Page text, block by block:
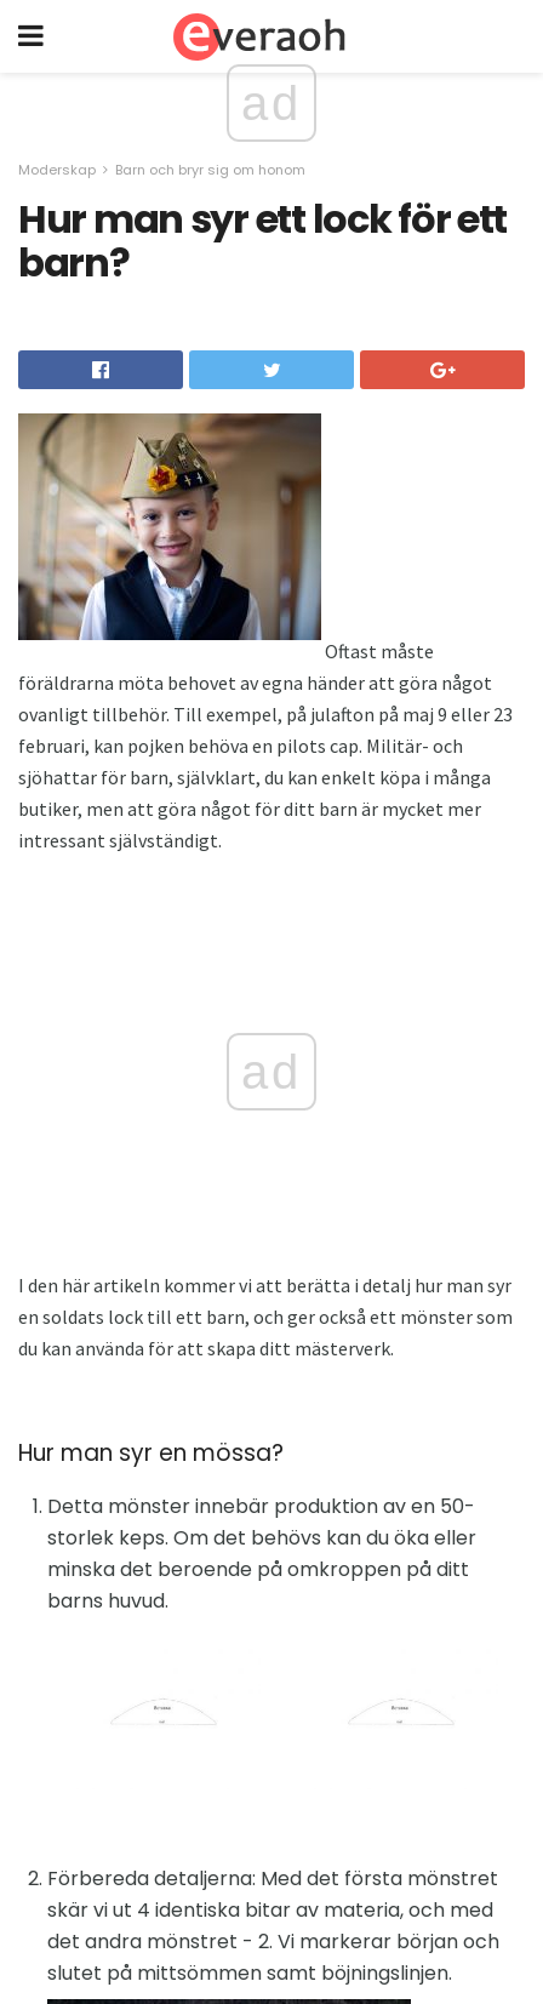
ad
Moderskap Barn och bryr sig om honom
Hur man syr ett lock för ett
barn?
Oftast måste
föräldrarna möta behovet av egna händer att göra något
ovanligt tillbehör. Till exempel, på julafton på maj 9 eller 23
februari, kan pojken behöva en pilots cap. Militär- och
sjöhattar för barn, självklart, du kan enkelt köpa i många
butiker, men att göra något för ditt barn är mycket mer
intressant självständigt.
ad
I den här artikeln kommer vi att berätta i detalj hur man syr
en soldats lock till ett barn, och ger också ett mönster som
du kan använda för att skapa ditt mästerverk.
Hur man syr en mössa?
Detta mönster innebär produktion av en 50-
storlek keps. Om det behövs kan du öka eller
minska det beroende på omkroppen på ditt
barns huvud.
Förbereda detaljerna: Med det första mönstret
skär vi ut 4 identiska bitar av materia, och med
det andra mönstret - 2. Vi markerar början och
slutet på mittsömmen samt böjningslinjen.